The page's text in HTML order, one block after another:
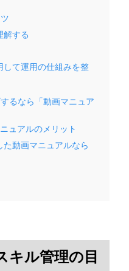
解する
して運用の仕組みを整
るなら「動画マニュア
ュアルのメリット
た動画マニュアルなら
キル管理の目